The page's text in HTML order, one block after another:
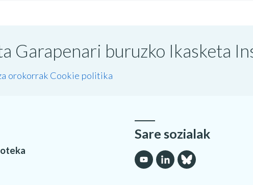
Garapenari buruzko Ikasketa
orokorrak Cookie politika
Sare sozialak